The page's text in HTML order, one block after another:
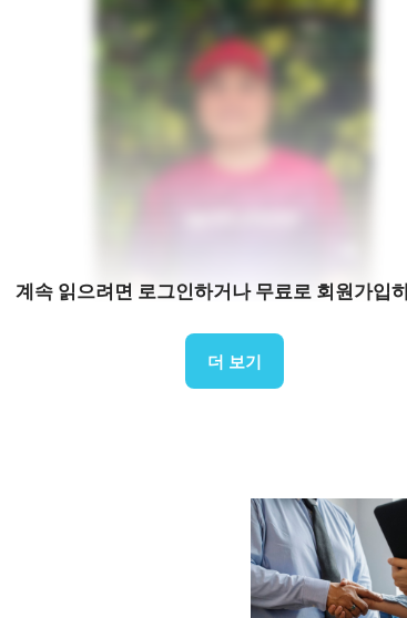
출처: 인터뷰 대상자 제공
하여 온라인 판매 40%, 골프장 네트워크 및 스
(Venicii)는 4방향 스트레치, 통기성, 내구성 등
치민시와 중국에 있습니다. 베니치는 일본산
문에는 다소 높다고 판단하고 있습니다.
계속 읽으려면 로그인하거나 무료로 회원가입
더 보기